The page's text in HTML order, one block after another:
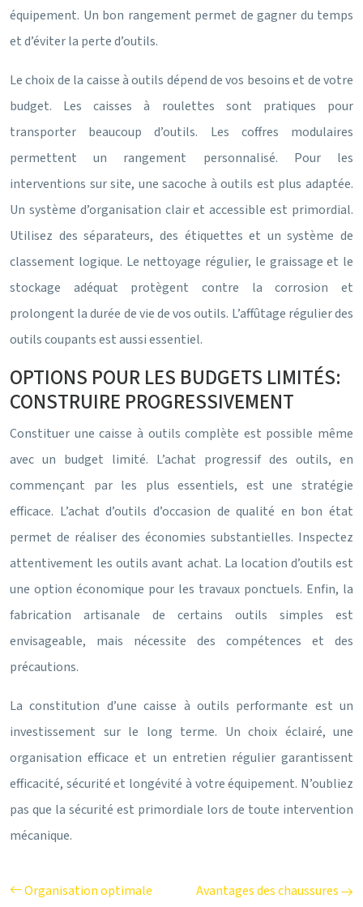
équipement. Un bon rangement permet de gagner du temps
et d’éviter la perte d’outils.
Le choix de la caisse à outils dépend de vos besoins et de votre
budget. Les caisses à roulettes sont pratiques pour
transporter beaucoup d’outils. Les coffres modulaires
permettent un rangement personnalisé. Pour les
interventions sur site, une sacoche à outils est plus adaptée.
Un système d’organisation clair et accessible est primordial.
Utilisez des séparateurs, des étiquettes et un système de
classement logique. Le nettoyage régulier, le graissage et le
stockage adéquat protègent contre la corrosion et
prolongent la durée de vie de vos outils. L’affûtage régulier des
outils coupants est aussi essentiel.
OPTIONS POUR LES BUDGETS LIMITÉS:
CONSTRUIRE PROGRESSIVEMENT
Constituer une caisse à outils complète est possible même
avec un budget limité. L’achat progressif des outils, en
commençant par les plus essentiels, est une stratégie
efficace. L’achat d’outils d’occasion de qualité en bon état
permet de réaliser des économies substantielles. Inspectez
attentivement les outils avant achat. La location d’outils est
une option économique pour les travaux ponctuels. Enfin, la
fabrication artisanale de certains outils simples est
envisageable, mais nécessite des compétences et des
précautions.
La constitution d’une caisse à outils performante est un
investissement sur le long terme. Un choix éclairé, une
organisation efficace et un entretien régulier garantissent
efficacité, sécurité et longévité à votre équipement. N’oubliez
pas que la sécurité est primordiale lors de toute intervention
mécanique.
Organisation optimale
Avantages des chaussures